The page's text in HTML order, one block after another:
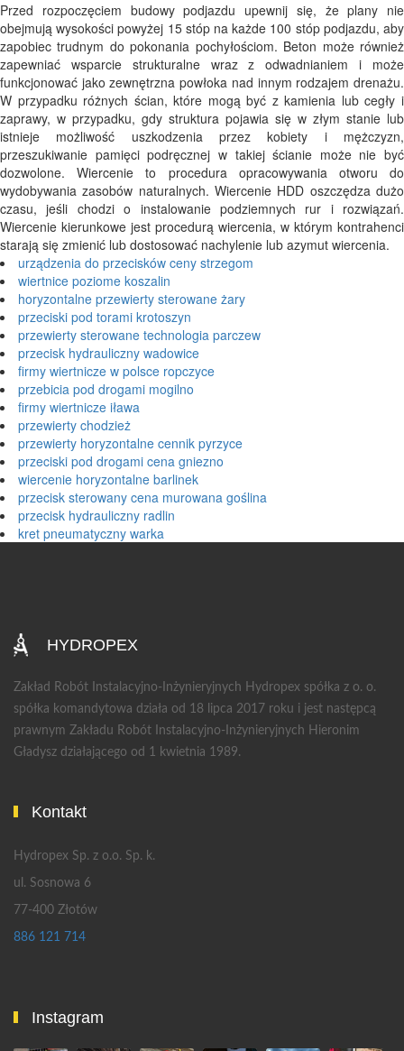
Przed rozpoczęciem budowy podjazdu upewnij się, że plany nie
obejmują wysokości powyżej 15 stóp na każde 100 stóp podjazdu, aby
zapobiec trudnym do pokonania pochyłościom. Beton może również
zapewniać wsparcie strukturalne wraz z odwadnianiem i może
funkcjonować jako zewnętrzna powłoka nad innym rodzajem drenażu.
W przypadku różnych ścian, które mogą być z kamienia lub cegły i
zaprawy, w przypadku, gdy struktura pojawia się w złym stanie lub
istnieje możliwość uszkodzenia przez kobiety i mężczyzn,
przeszukiwanie pamięci podręcznej w takiej ścianie może nie być
dozwolone. Wiercenie to procedura opracowywania otworu do
wydobywania zasobów naturalnych. Wiercenie HDD oszczędza dużo
czasu, jeśli chodzi o instalowanie podziemnych rur i rozwiązań.
Wiercenie kierunkowe jest procedurą wiercenia, w którym kontrahenci
starają się zmienić lub dostosować nachylenie lub azymut wiercenia.
urządzenia do przecisków ceny strzegom
wiertnice poziome koszalin
horyzontalne przewierty sterowane żary
przeciski pod torami krotoszyn
przewierty sterowane technologia parczew
przecisk hydrauliczny wadowice
firmy wiertnicze w polsce ropczyce
przebicia pod drogami mogilno
firmy wiertnicze iława
przewierty chodzież
przewierty horyzontalne cennik pyrzyce
przeciski pod drogami cena gniezno
wiercenie horyzontalne barlinek
przecisk sterowany cena murowana goślina
przecisk hydrauliczny radlin
kret pneumatyczny warka
HYDROPEX
Zakład Robót Instalacyjno-Inżynieryjnych Hydropex spółka z o. o.
spółka komandytowa działa od 18 lipca 2017 roku i jest następcą
prawnym Zakładu Robót Instalacyjno-Inżynieryjnych Hieronim
Gładysz działającego od 1 kwietnia 1989.
Kontakt
Hydropex Sp. z o.o. Sp. k.
ul. Sosnowa 6
77-400 Złotów
886 121 714
Instagram